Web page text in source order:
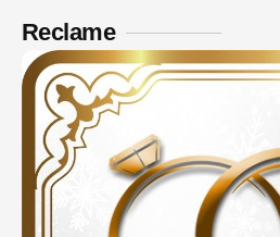
Reclame